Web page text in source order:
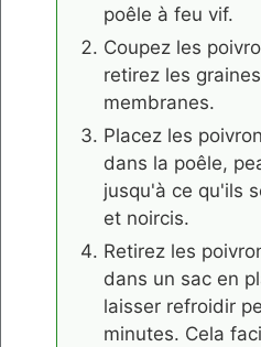
poêle à feu vif.
Coupez les
retirez les
membranes.
Placez les
dans la poêle,
jusqu'à ce qu'ils
et noircis.
Retirez les
dans un sac en
laisser refroidir
minutes. Cela